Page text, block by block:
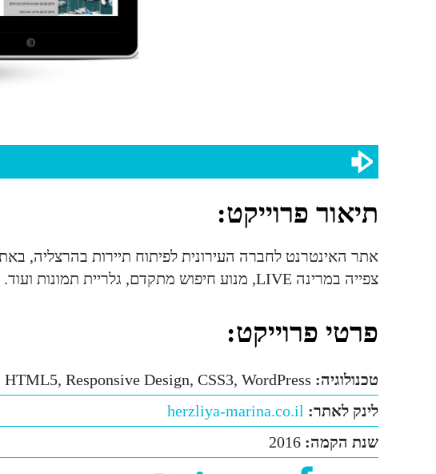
תיאור פרוייקט:
אתר האינטרנט לחברה העירונית לפיתוח תיירות בהרצליה,
צפייה במרינה LIVE, מנוע חיפוש מתקדם, גלריית תמונות ועוד. האתר מבוסס על wordpress, הפרויקט בוצע תוך זמן קצר מאוד ועמידה בלוח הזמנים ההדוק.
פרטי פרוייקט:
טכנולוגיה: Responsive Design, CSS3, WordPress
לינק לאתר: herzliya-marina.co.il
שנת הקמה: 2016